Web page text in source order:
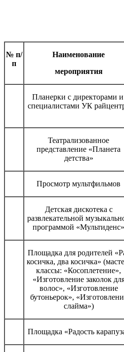
№ п/
п
Наименование
мероприятия
Планерки с директорами и
специалистами УК
Театрализованное
представление «Планета
детства»
Просмотр мультфильмов
Детская дискотека с
развлекательной
программой «Мультиденс»
Площадка для родителей
косичка, два косичка»
классы: «Косоплетение»,
«Изготовление заколок
волос», «Изготовление
бутоньерок»,
слайма»)
Площадка «Радость